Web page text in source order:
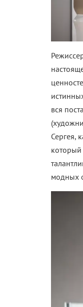
вся
Сергея,
который
модных